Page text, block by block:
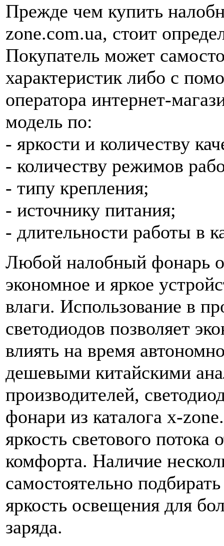
Прежде чем купить
zone.com.ua, стоит
Покупатель может
характеристик либо с
оператора интернет-
модель по:
- яркости и количеству
- количеству режимов
- типу крепления;
- источнику питания;
- длительности работы в
Любой налобный фонарь
экономное и яркое
влаги. Использование в
светодиодов позволяет
влиять на время
дешевыми китайскими
производителей,
фонари из каталога x-
яркость светового
комфорта. Наличие
самостоятельно
яркость освещения для
заряда.